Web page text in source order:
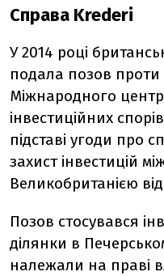
Справа Krederi
У 2014 році
подала позов проти
Міжнародного
інвестиційних
підставі угоди про
захист інвестицій
Великобританією
Позов стосувався
ділянки в
належали на праві